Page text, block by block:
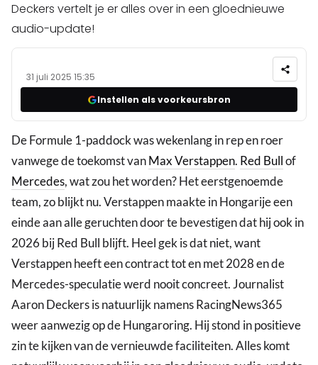
Deckers vertelt je er alles over in een gloednieuwe
audio-update!
31 juli 2025 15:35
Instellen als voorkeursbron
De Formule 1-paddock was wekenlang in rep en roer
vanwege de toekomst vanMax Verstappen. Red Bullof
Mercedes, wat zou het worden? Het eerstgenoemde
team, zo blijkt nu. Verstappen maakte in Hongarije een
einde aan alle geruchten door te bevestigen dat hij ook in
2026 bij Red Bull blijft. Heel gek is dat niet, want
Verstappen heeft een contract tot en met 2028 en de
Mercedes-speculatie werd nooit concreet. Journalist
Aaron Deckers is natuurlijk namens RacingNews365
weer aanwezig op de Hungaroring. Hij stond in positieve
zin te kijken van de vernieuwde faciliteiten. Alles komt